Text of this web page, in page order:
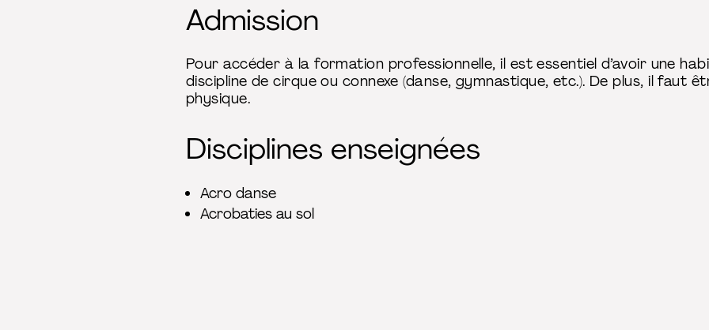
Admission
Pour accéder à la formation professionnelle, il est essentiel d’avoir une
discipline de cirque ou connexe (danse, gymnastique, etc.). De plus, il faut
physique.
Disciplines enseignées
Acro danse
Acrobaties au sol